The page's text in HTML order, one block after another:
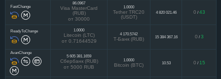
FastChange
86.0967
Visa MasterCard
(RUB)
от 30000
1.0000
Tether TRC20
(USDT)
4 820 021.46 0 / 43
ReadyToChange 1.0000
Litecoin (LTC)
от 0.71644529
4 170.5742
Т-Банк (RUB) 15 384 367.16 0 / 3
AvanChange
5 605 381.1659
Сбербанк (RUB)
от 5000 RUB
1.0000
Bitcoin (BTC) 10.53 0 / 15